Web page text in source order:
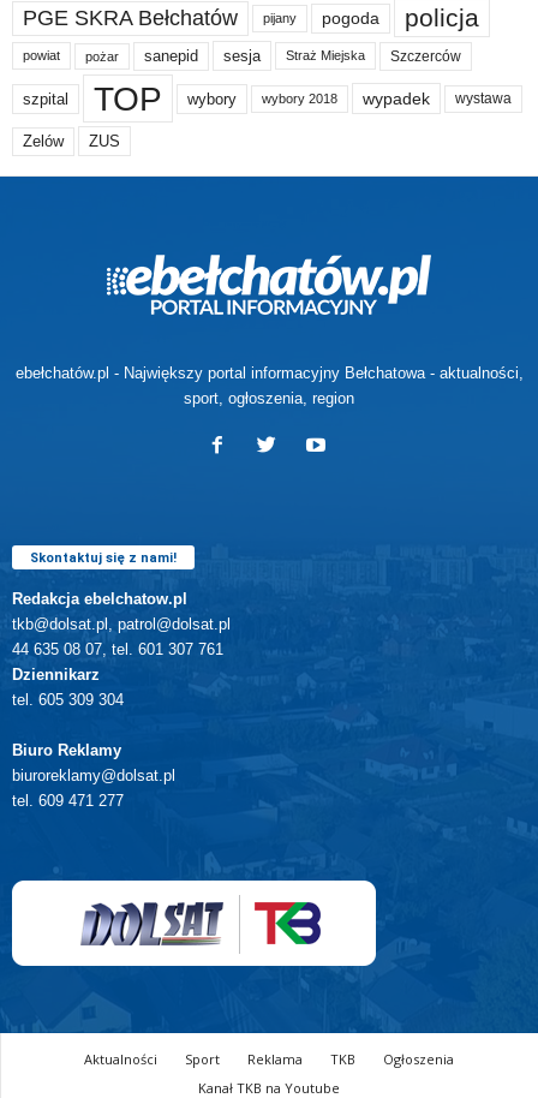
PGE SKRA Bełchatów pijany pogoda policja
powiat pożar sanepid sesja Straż Miejska Szczerców
szpital TOP wybory wybory 2018 wypadek wystawa
Zelów ZUS
ebełchatów.pl - Największy portal informacyjny Bełchatowa - aktualności,
sport, ogłoszenia, region
Skontaktuj się z nami!
Redakcja ebelchatow.pl
tkb@dolsat.pl, patrol@dolsat.pl
44 635 08 07, tel. 601 307 761
Dziennikarz
tel. 605 309 304
Biuro Reklamy
biuroreklamy@dolsat.pl
tel. 609 471 277
Aktualności Sport Reklama TKB
Ogłoszenia
Kanał TKB na Youtube